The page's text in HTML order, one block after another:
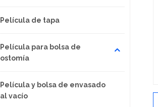
Película de tapa
Película para bolsa de
ostomía
Película y bolsa de envasado
al vacío